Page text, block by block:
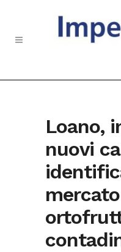
Loano,
nuovi
mercato